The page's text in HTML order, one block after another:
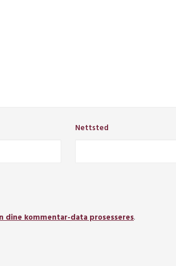
Nettsted
dine kommentar-data prosesseres.